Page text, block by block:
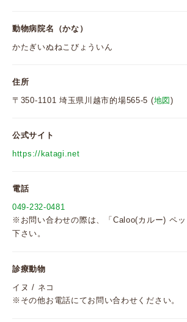
動物病院名（かな）
かたぎいぬねこびょういん
住所
〒350-1101 埼玉県川越市的場565-5 (地図 )
公式サイト
https://katagi.net
電話
049-232-0481
※お問い合わせの際は、「Caloo(カルー) ペッ
下さい。
診療動物
イヌ / ネコ
※その他お電話にてお問い合わせください。